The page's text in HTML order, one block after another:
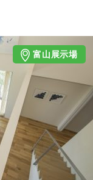
富山展示場